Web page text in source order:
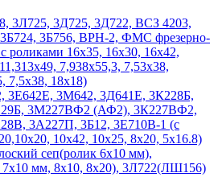
3Л725, 3Д725, 3Д722, ВСЗ 4203,
3Б724, 3Б756, ВРН-2, ФМС фрезерно-
роликами 16х35, 16х30, 16х42,
7,938х55,3, 7,53х38,
7,5х38, 18х18)
3Е642Е, 3М642, 3Д641Е, 3К228Б,
3М227ВФ2 (АФ2), 3К227ВФ2,
3А227П, 3Б12, 3Е710В-1 (с
10х42, 10х25, 8х20, 5х16.8)
сеп(ролик 6х10 мм),
7х10 мм, 8х10, 8х20), 3Л722(ЛШ156)